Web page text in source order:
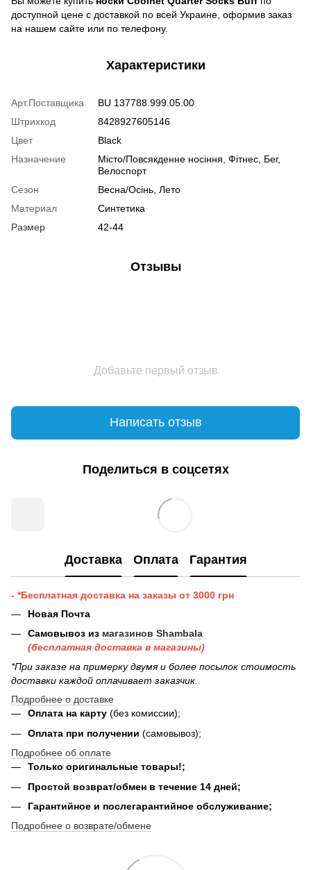
доступной цене с доставкой по всей Украине, оформив заказ
на нашем сайте или по телефону.
Характеристики
Арт.Поставщика
BU 137788.999.05.00
Штрихкод
8428927605146
Цвет
Black
Назначение
Місто/Повсякденне носіння, Фітнес, Бег,
Велоспорт
Сезон
Весна/Осінь, Лето
Материал
Синтетика
Размер
42-44
Отзывы
Добавьте первый отзыв
Написать отзыв
Поделиться в соцсетях
Доставка Оплата Гарантия
- *Бесплатная доставка на заказы от 3000 грн
Новая Почта
Самовывоз из магазинов Shambala
(бесплатная доставка в магазины)
*При заказе на примерку двумя и более посылок стоимость
доставки каждой оплачивает заказчик.
Подробнее о доставке
Оплата на карту (без комиссии);
Оплата при получении (самовывоз);
Подробнее об оплате
Только оригинальные товары!;
Простой возврат/обмен в течение 14 дней;
Гарантийное и послегарантийное обслуживание;
Подробнее о возврате/обмене